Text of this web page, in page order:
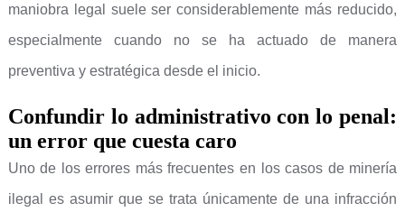
maniobra legal suele ser considerablemente más reducido,
especialmente cuando no se ha actuado de manera
preventiva y estratégica desde el inicio.
Confundir lo administrativo con lo penal:
un error que cuesta caro
Uno de los errores más frecuentes en los casos de minería
ilegal es asumir que se trata únicamente de una infracción